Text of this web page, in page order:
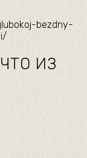
bezdny-
ИЗ